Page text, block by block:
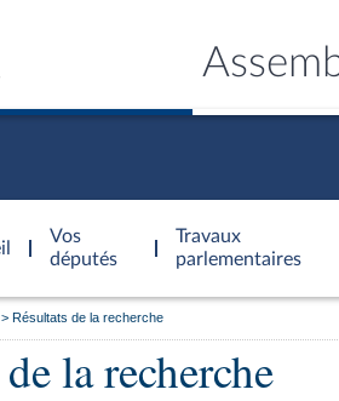
Vos
députés
Travaux
parlementaires
Résultats de la recherche
la recherche